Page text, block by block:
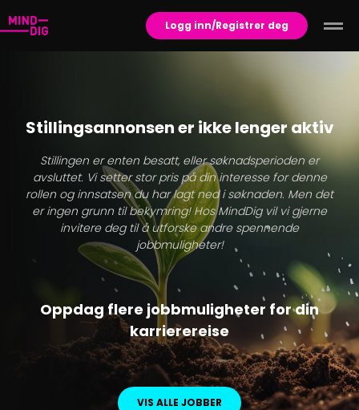
Logg inn/Registrer deg
Stillingsannonsen er ikke lenger aktiv
Stillingen er enten besatt, eller søknadsperioden er
avsluttet. Vi setter stor pris på din interesse for denne
rollen og innsatsen du har lagt ned i søknaden. Men det
er ingen grunn til bekymring! Hos MindDig vil vi gjerne
invitere deg til å utforske andre spennende
jobbmuligheter!
Oppdag flere jobbmuligheter for din
karrierereise
VIS ALLE JOBBER